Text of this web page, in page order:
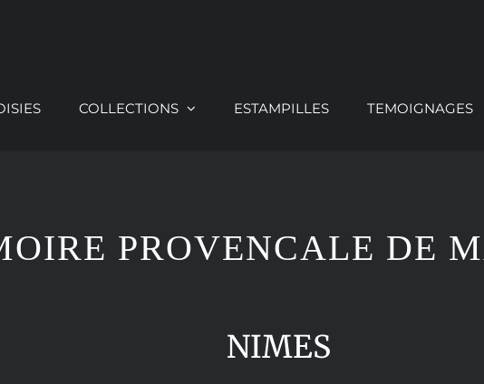
COLLECTIONS ESTAMPILLES TEMOIGNAGES
PROVENCALE DE
NIMES